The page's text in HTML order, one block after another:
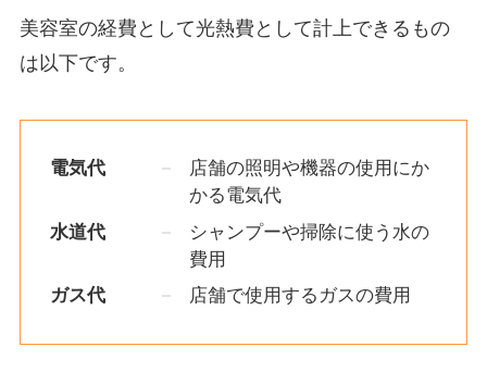
美容室の経費として光熱費として計上できるもの
は以下です。
電気代
店舗の照明や機器の使用にか
かる電気代
水道代
シャンプーや掃除に使う水の
費用
ガス代
店舗で使用するガスの費用